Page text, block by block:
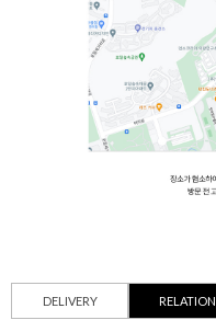
DELIVERY RELATION